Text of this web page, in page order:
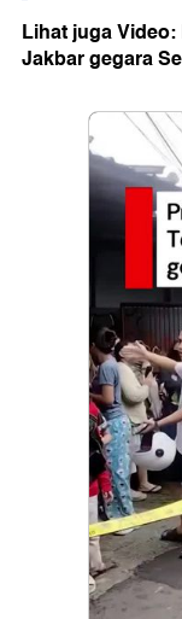
Lihat juga
Jakbar gegara